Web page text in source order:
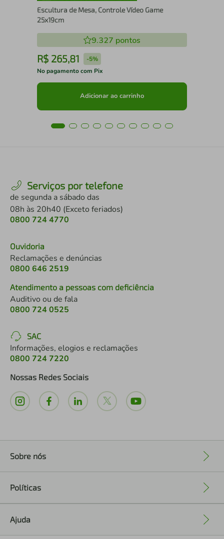
Escultura de Mesa, Controle Vídeo Game
25x19cm
9.327 pontos
R$ 265,81 -5%
No pagamento com Pix
Adicionar ao carrinho
Serviços por telefone
de segunda a sábado das
08h às 20h40 (Exceto feriados)
0800 724 4770
Ouvidoria
Reclamações e denúncias
0800 646 2519
Atendimento a pessoas com deficiência
Auditivo ou de fala
0800 724 0525
SAC
Informações, elogios e reclamações
0800 724 7220
Nossas Redes Sociais
Sobre nós
Políticas
Ajuda